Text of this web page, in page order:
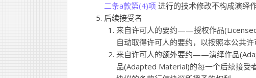
二条a款第(4)项 进行的技术修改不构成演绎
后续接受者
来自许可人的要约——授权作品
自动取得许可人的要约，以按照本公共
来自许可人的额外要约——演绎作品
品(Adapted Material)的每一个后续接受